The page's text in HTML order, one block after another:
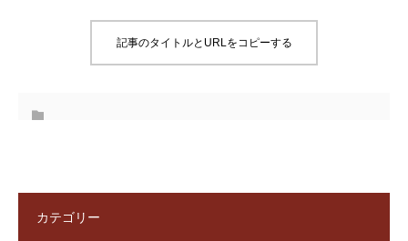
記事のタイトルとURLをコピーする
カテゴリー